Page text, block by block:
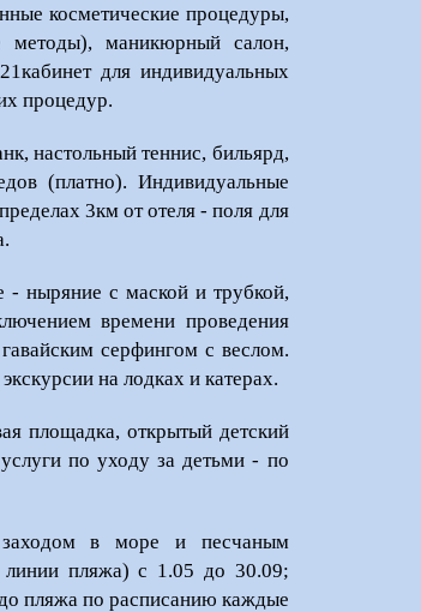
косметические процедуры,
методы), маникюрный салон,
для индивидуальных
процедур.
настольный теннис, бильярд,
(платно). Индивидуальные
3км от отеля - поля для
ныряние с маской и трубкой,
времени проведения
серфингом с веслом.
на лодках и катерах.
площадка, открытый детский
по уходу за детьми - по
в море и песчаным
пляжа) с 1.05 до 30.09;
пляжа по расписанию каждые